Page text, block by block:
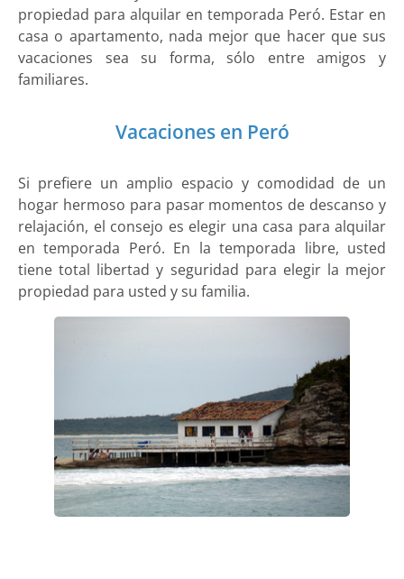
propiedad para alquilar en temporada Peró. Estar en
casa o apartamento, nada mejor que hacer que sus
vacaciones sea su forma, sólo entre amigos y
familiares.
Vacaciones en Peró
Si prefiere un amplio espacio y comodidad de un
hogar hermoso para pasar momentos de descanso y
relajación, el consejo es elegir una casa para alquilar
en temporada Peró. En la temporada libre, usted
tiene total libertad y seguridad para elegir la mejor
propiedad para usted y su familia.